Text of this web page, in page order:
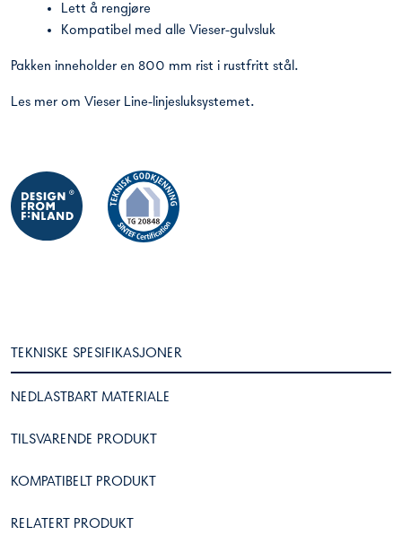
Lett å rengjøre
Kompatibel med alle Vieser-gulvsluk
Pakken inneholder en 800 mm rist i rustfritt stål.
Les mer om Vieser Line-linjesluksystemet.
TEKNISKE SPESIFIKASJONER
NEDLASTBART MATERIALE
TILSVARENDE PRODUKT
KOMPATIBELT PRODUKT
RELATERT PRODUKT